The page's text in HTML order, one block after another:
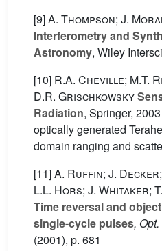
[9]A. Thompson; J.
Interferometry and
Astronomy, Wiley
[10] R.A. Cheville; M.T.
D.R. Grischkowsky
Radiation, Springer,
optically generated
domain ranging and
[11]A. Ruffin; J.
L.L. Hors; J. Whitaker;
Time reversal and
single-cycle pulses,
(2001), p. 681